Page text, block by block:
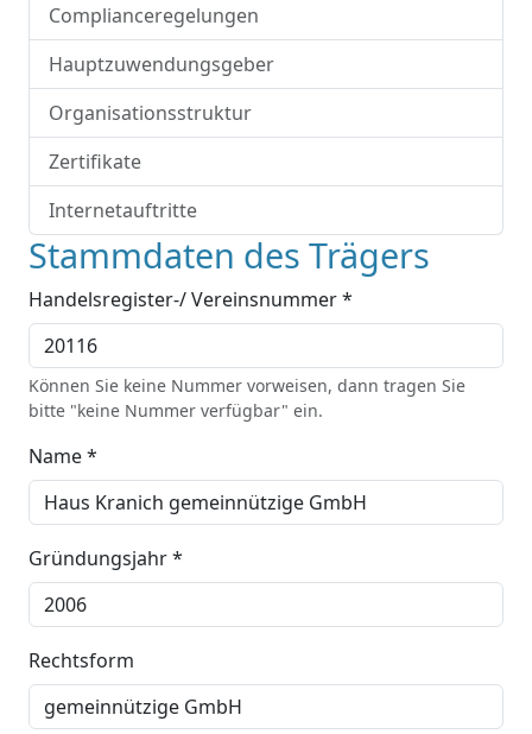
Complianceregelungen
Hauptzuwendungsgeber
Organisationsstruktur
Zertifikate
Internetauftritte
Stammdaten des Trägers
Handelsregister-/ Vereinsnummer *
Können Sie keine Nummer vorweisen, dann tragen Sie
bitte "keine Nummer verfügbar" ein.
Name *
Gründungsjahr *
Rechtsform